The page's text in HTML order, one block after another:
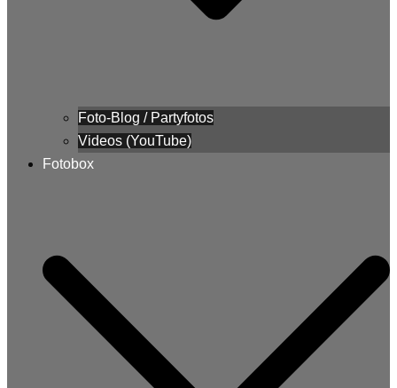
Foto-Blog / Partyfotos
Videos (YouTube)
Fotobox